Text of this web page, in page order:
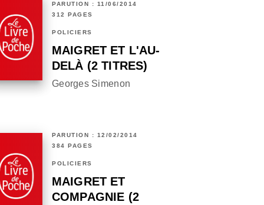
PARUTION : 11/06/2014
312 PAGES
POLICIERS
MAIGRET ET L'AU-
DELÀ (2 TITRES)
Georges Simenon
PARUTION : 12/02/2014
384 PAGES
POLICIERS
MAIGRET ET
COMPAGNIE (2